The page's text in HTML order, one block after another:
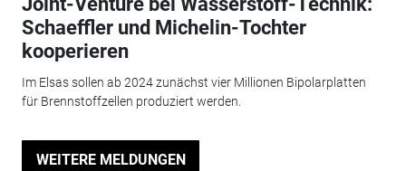
Schaeffler und Michelin-Tochter
kooperieren
Im Elsas sollen ab 2024 zunächst vier Millionen Bipolarplatten
für Brennstoffzellen produziert werden.
WEITERE MELDUNGEN